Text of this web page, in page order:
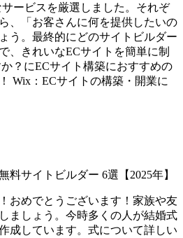
ービスを厳選しました。それぞ
、「お客さんに何を提供したいの
う。最終的にどのサイトビルダー
、きれいなECサイトを簡単に制
？にECサイト構築におすすめの
Wix：ECサイトの構築・開業に
料サイトビルダー 6選【2025年】
おめでとうございます！家族や友
ましょう。今時多くの人が結婚式
成しています。式について詳しい